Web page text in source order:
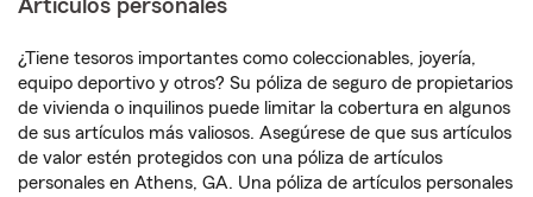
Artículos personales
¿Tiene tesoros importantes como coleccionables, joyería,
equipo deportivo y otros? Su póliza de seguro de propietarios
de vivienda o inquilinos puede limitar la cobertura en algunos
de sus artículos más valiosos. Asegúrese de que sus artículos
de valor estén protegidos con una póliza de artículos
personales en Athens, GA. Una póliza de artículos personales